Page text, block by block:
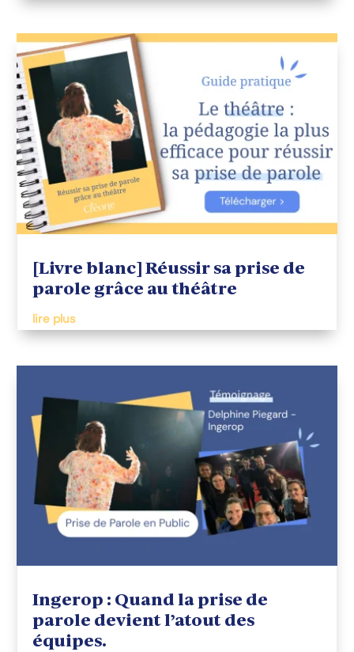
[Livre blanc] Réussir sa prise de
parole grâce au théâtre
lire plus
Ingerop : Quand la prise de
parole devient l’atout des
équipes.